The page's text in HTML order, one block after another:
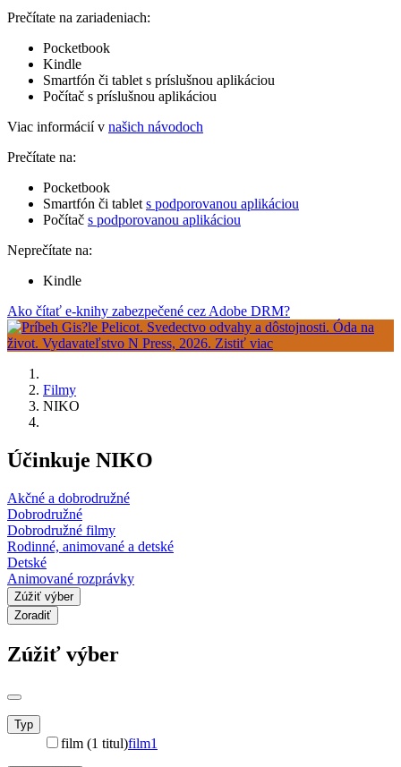
Prečítate na zariadeniach:
Pocketbook
Kindle
Smartfón či tablet s príslušnou aplikáciou
Počítač s príslušnou aplikáciou
Viac informácií v našich návodoch
Prečítate na:
Pocketbook
Smartfón či tablet s podporovanou aplikáciou
Počítač s podporovanou aplikáciou
Neprečítate na:
Kindle
Ako čítať e-knihy zabezpečené cez Adobe DRM?
Filmy
NIKO
Účinkuje NIKO
Akčné a dobrodružné
Dobrodružné
Dobrodružné filmy
Rodinné, animované a detské
Detské
Animované rozprávky
Zúžiť výber
Zoradiť
Zúžiť výber
Typ
film (1 titul)film1